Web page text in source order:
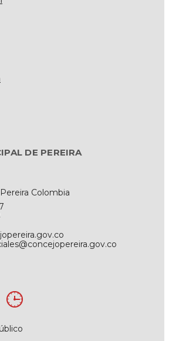
DE PEREIRA
Colombia